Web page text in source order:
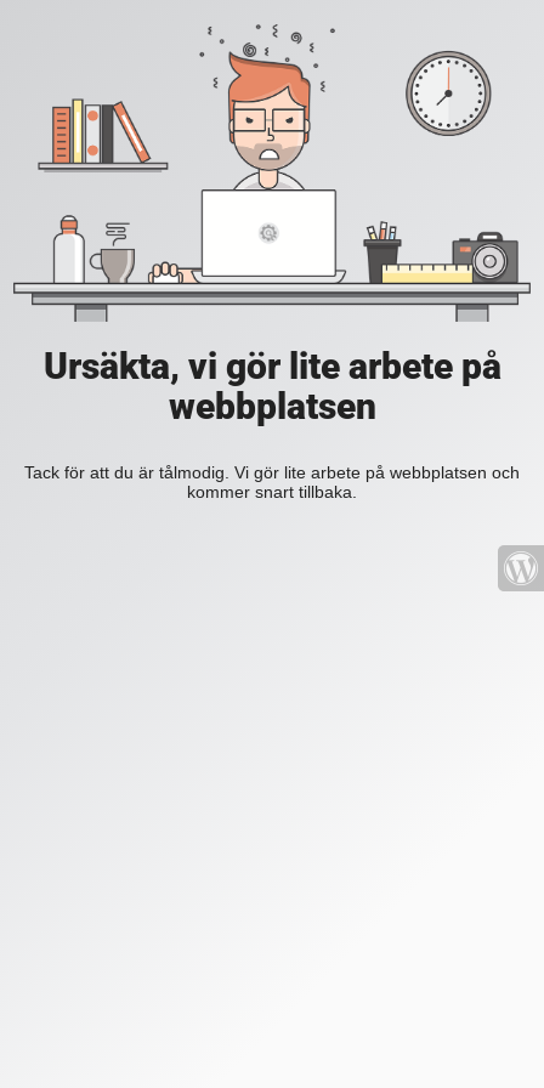
Ursäkta, vi gör lite arbete på
webbplatsen
Tack för att du är tålmodig. Vi gör lite arbete på webbplatsen och
kommer snart tillbaka.